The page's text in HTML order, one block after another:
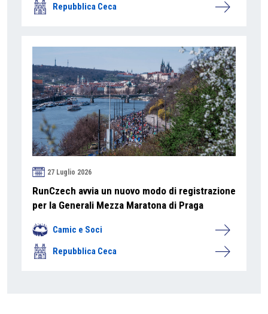
Repubblica Ceca
27 Luglio 2026
RunCzech avvia un nuovo modo di registrazione
per la Generali Mezza Maratona di Praga
Camic e Soci
Repubblica Ceca